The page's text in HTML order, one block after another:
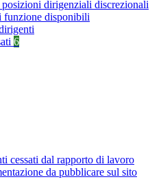
dirigenziali discrezionali
funzione disponibili
6
cessati dal rapporto di lavoro
da pubblicare sul sito